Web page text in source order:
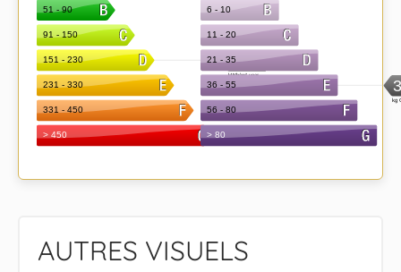
AUTRES VISUELS